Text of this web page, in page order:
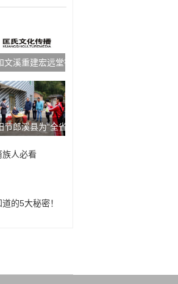
好老师——匡铁枝
文溪重建宏远堂征资函告
刻
节郎溪县为“全省福星”匡后清祝福祝寿
族人必看
的5大秘密！